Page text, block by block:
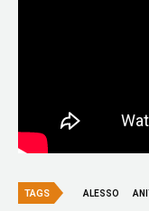
TAGS ALESSO